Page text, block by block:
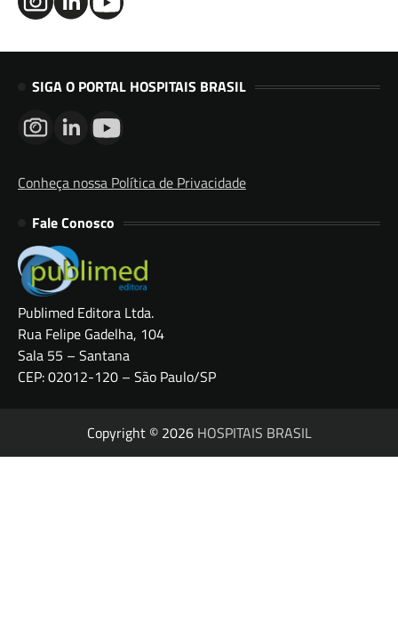
SIGA O PORTAL HOSPITAIS BRASIL
Conheça nossa Política de Privacidade
Fale Conosco
Publimed Editora Ltda.
Rua Felipe Gadelha, 104
Sala 55 – Santana
CEP: 02012-120 – São Paulo/SP
Copyright © 2026 HOSPITAIS BRASIL